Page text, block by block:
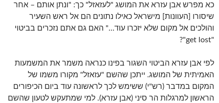
כא מפרש אבן עזרא את המושג "לעזאזל" כך: "ונתן אותם – אחר
שיסורו [העוונות] מישראל כאילו נתונים הם אל ראש השעיר
והולכים אל מקום שלא יזכרו עוד…" האם גם אתם נזכרים בביטוי
"get lost"?
לפי אבן עזרא הביטוי השגור בפינו כנראה משמר את המשמעות
האמיתית של המושג. ייתכן שהשם "עזאזל" מקורו משמו של
המקום במדבר (רש"י) ששימש לכך לראשונה עוד ביום הכיפורים
הראשון למרגלות הר סיני (אבן עזרא). למי שמתעקש לטעון שהשם